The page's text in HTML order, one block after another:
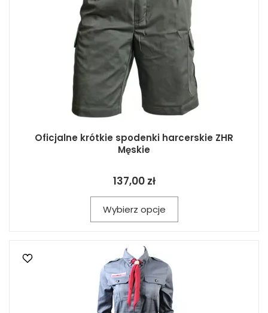
Oficjalne krótkie spodenki harcerskie ZHR
Męskie
137,00 zł
Wybierz opcje